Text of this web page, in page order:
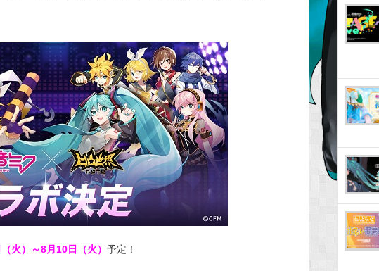
火）～8月10日（火） 予定！